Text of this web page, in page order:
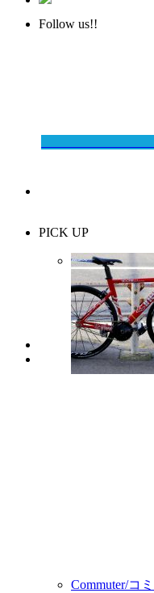
Follow us!!
PICK UP
Commuter/コ